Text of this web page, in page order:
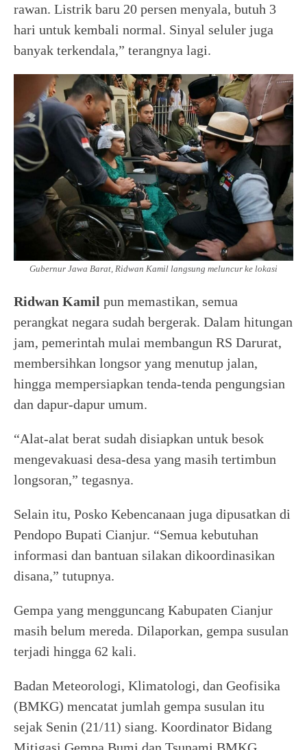
rawan. Listrik baru 20 persen menyala, butuh 3
hari untuk kembali normal. Sinyal seluler juga
banyak terkendala,” terangnya lagi.
Gubernur Jawa Barat, Ridwan Kamil langsung meluncur ke lokasi
Ridwan Kamil pun memastikan, semua
perangkat negara sudah bergerak. Dalam hitungan
jam, pemerintah mulai membangun RS Darurat,
membersihkan longsor yang menutup jalan,
hingga mempersiapkan tenda-tenda pengungsian
dan dapur-dapur umum.
“Alat-alat berat sudah disiapkan untuk besok
mengevakuasi desa-desa yang masih tertimbun
longsoran,” tegasnya.
Selain itu, Posko Kebencanaan juga dipusatkan di
Pendopo Bupati Cianjur. “Semua kebutuhan
informasi dan bantuan silakan dikoordinasikan
disana,” tutupnya.
Gempa yang mengguncang Kabupaten Cianjur
masih belum mereda. Dilaporkan, gempa susulan
terjadi hingga 62 kali.
Badan Meteorologi, Klimatologi, dan Geofisika
(BMKG) mencatat jumlah gempa susulan itu
sejak Senin (21/11) siang. Koordinator Bidang